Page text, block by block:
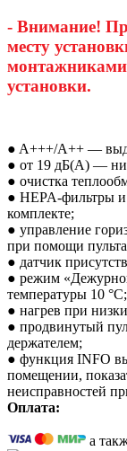
- Внимание!
месту
монтажниками
установки.
● A+++/A++ —
● от 19 дБ(А) —
● очистка
● HEPA-фильтры
комплекте;
● управление
при помощи
● датчик
● режим
температуры 10 °C;
● нагрев при
● продвинутый
держателем;
● функция INFO
помещении,
неисправностей
Оплата:
а